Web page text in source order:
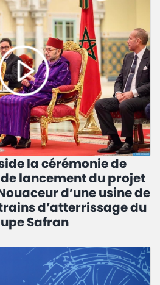
la cérémonie de
lancement du projet
d’une usine de
d’atterrissage du
Safran